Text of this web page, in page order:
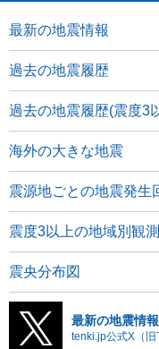
最新の地震情報
過去の地震履歴
過去の地震履歴(震度3
海外の大きな地震
震源地ごとの地震発生
震度3以上の地域別観
震央分布図
最新の地震情
tenki.jp公式X（旧